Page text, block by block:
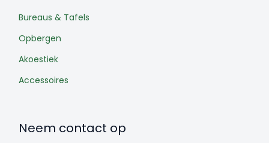
Bureaus & Tafels
Opbergen
Akoestiek
Accessoires
Neem contact op